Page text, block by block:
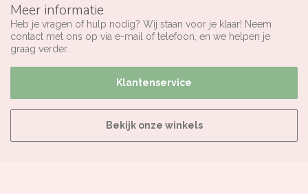
Meer informatie
Heb je vragen of hulp nodig? Wij staan voor je klaar! Neem
contact met ons op via e-mail of telefoon, en we helpen je
graag verder.
Klantenservice
Bekijk onze winkels